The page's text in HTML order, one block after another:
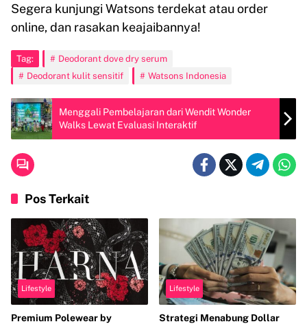
Segera kunjungi Watsons terdekat atau order
online, dan rasakan keajaibannya!
Tag:
Deodorant dove dry serum
Deodorant kulit sensitif
Watsons Indonesia
Menggali Pembelajaran dari Wendit Wonder
Walks Lewat Evaluasi Interaktif
Pos Terkait
Lifestyle
Premium Polewear by
Lifestyle
Strategi Menabung Dollar